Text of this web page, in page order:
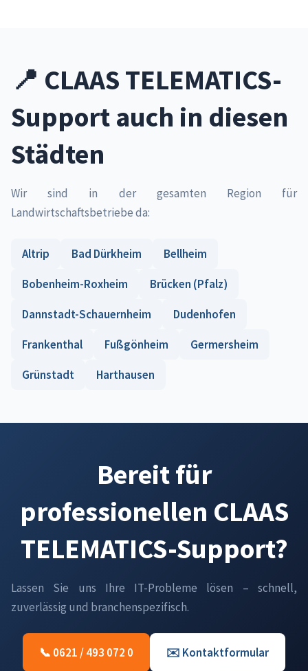
📍 CLAAS TELEMATICS-
Support auch in diesen
Städten
Wir sind in der gesamten Region für
Landwirtschaftsbetriebe da:
Altrip Bad Dürkheim
Bellheim
Bobenheim-Roxheim
Brücken (Pfalz)
Dannstadt-Schauernheim
Dudenhofen
Frankenthal
Fußgönheim
Germersheim
Grünstadt
Harthausen
Bereit für
professionellen CLAAS
TELEMATICS-Support?
Lassen Sie uns Ihre IT-Probleme lösen – schnell,
zuverlässig und branchenspezifisch.
📞 0621 / 493 072 0 ✉️ Kontaktformular